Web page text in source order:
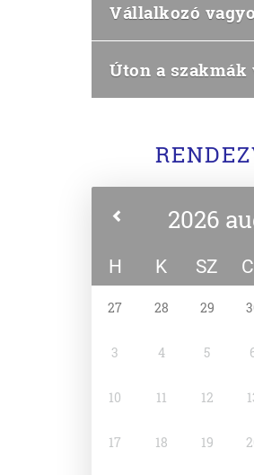
Vállalkozó
Úton a szakmák
2026
H K SZ
27 28 29
3 4 5
10 11 12
17 18 19